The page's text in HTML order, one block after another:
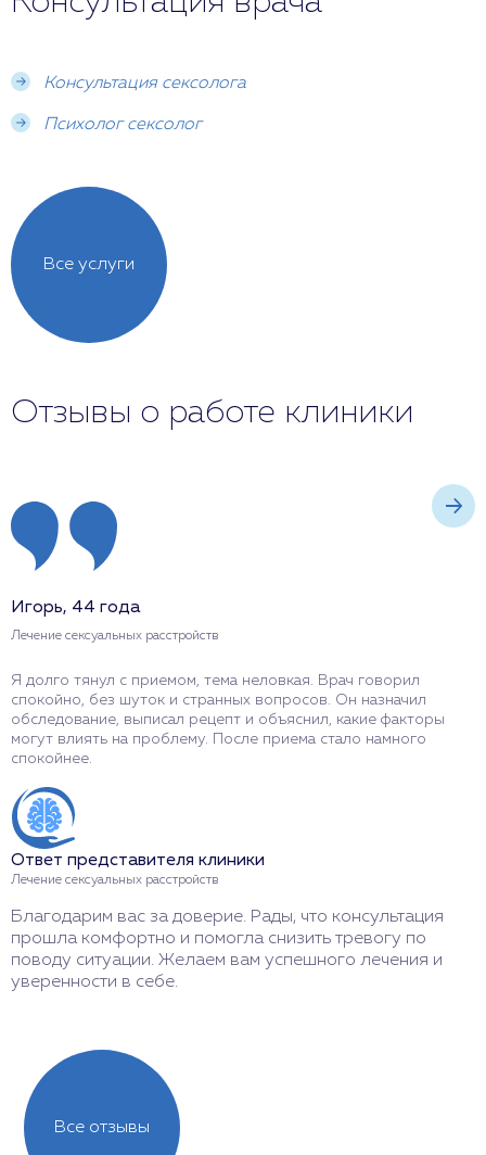
Консультация сексолога
Психолог сексолог
Все услуги
Отзывы о работе клиники
Игорь, 44 года
Лечение сексуальных расстройств
Я долго тянул с приемом, тема неловкая. Врач говорил
спокойно, без шуток и странных вопросов. Он назначил
обследование, выписал рецепт и объяснил, какие факторы
могут влиять на проблему. После приема стало намного
спокойнее.
Ответ представителя клиники
Лечение сексуальных расстройств
Благодарим вас за доверие. Рады, что консультация
прошла комфортно и помогла снизить тревогу по
поводу ситуации. Желаем вам успешного лечения и
уверенности в себе.
Все отзывы